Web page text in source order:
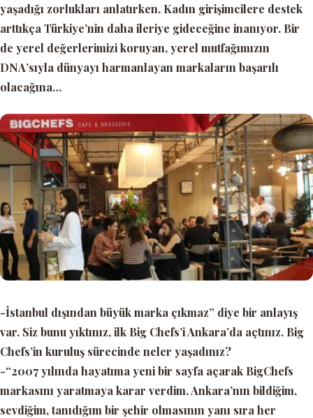
yaşadığı zorlukları anlatırken. Kadın girişimcilere destek
arttıkça Türkiye’nin daha ileriye gideceğine inanıyor. Bir
de yerel değerlerimizi koruyan, yerel mutfağımızın
DNA’sıyla dünyayı harmanlayan markaların başarılı
olacağına…
-İstanbul dışından büyük marka çıkmaz” diye bir anlayış
var. Siz bunu yıktınız, ilk Big Chefs’i Ankara’da açtınız. Big
Chefs’in kuruluş sürecinde neler yaşadınız?
-“2007 yılında hayatıma yeni bir sayfa açarak BigChefs
markasını yaratmaya karar verdim. Ankara’nın bildiğim,
sevdiğim, tanıdığım bir şehir olmasının yanı sıra her